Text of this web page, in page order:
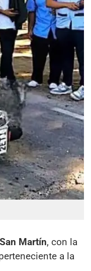
San Martín, con la
a la